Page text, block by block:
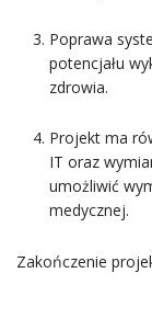
Poprawa
potencjału
zdrowia.
Projekt ma
IT oraz
umożliwić
medycznej.
Zakończenie